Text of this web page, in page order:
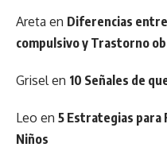
Areta en Diferencias
compulsivo y Trastorno
Grisel en 10 Señales de
Leo en 5 Estrategias para
Niños